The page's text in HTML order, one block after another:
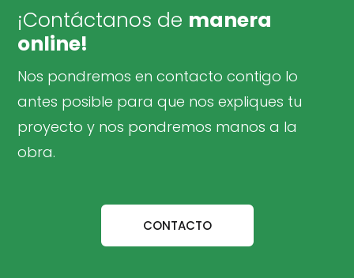
¡Contáctanos de manera
online!
Nos pondremos en contacto contigo lo
antes posible para que nos expliques tu
proyecto y nos pondremos manos a la
obra.
CONTACTO